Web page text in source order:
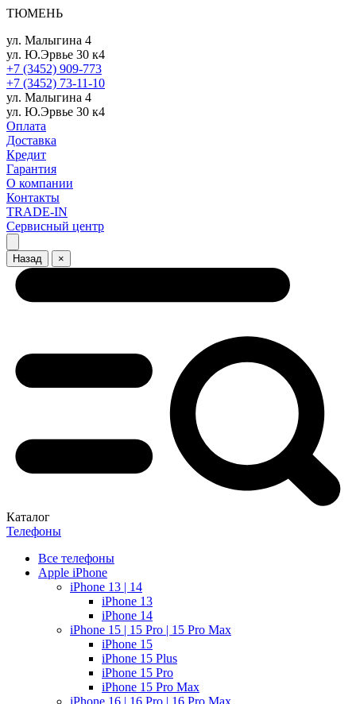
ТЮМЕНЬ
ул. Малыгина 4
ул. Ю.Эрвье 30 к4
+7 (3452) 909-773
+7 (3452) 73-11-10
ул. Малыгина 4
ул. Ю.Эрвье 30 к4
Оплата
Доставка
Кредит
Гарантия
О компании
Контакты
TRADE-IN
Сервисный центр
Назад ×
Каталог
Телефоны
Все телефоны
Apple iPhone
iPhone 13 | 14
iPhone 13
iPhone 14
iPhone 15 | 15 Pro | 15 Pro Max
iPhone 15
iPhone 15 Plus
iPhone 15 Pro
iPhone 15 Pro Max